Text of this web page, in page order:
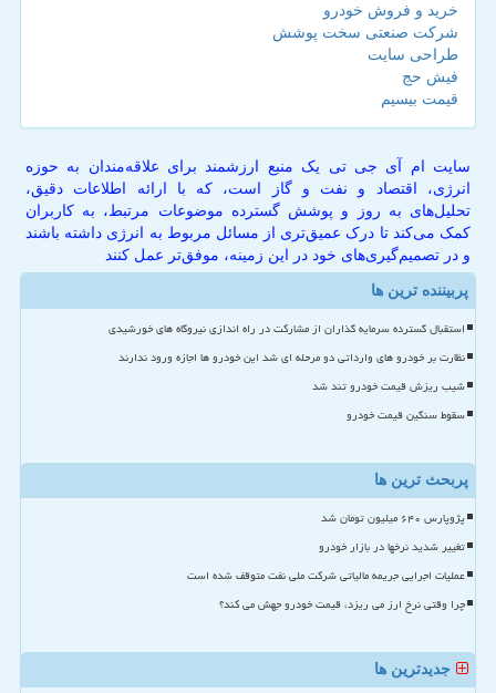
خرید و فروش خودرو
شرکت صنعتی سخت پوشش
طراحی سایت
فیش حج
قیمت بیسیم
سایت ام آی جی تی یک منبع ارزشمند برای علاقه‌مندان به حوزه
انرژی، اقتصاد و نفت و گاز است، که با ارائه اطلاعات دقیق،
تحلیل‌های به روز و پوشش گسترده موضوعات مرتبط، به کاربران
کمک می‌کند تا درک عمیق‌تری از مسائل مربوط به انرژی داشته باشند
و در تصمیم‌گیری‌های خود در این زمینه، موفق‌تر عمل کنند
پربیننده ترین ها
استقبال گسترده سرمایه گذاران از مشارکت در راه اندازی نیروگاه های خورشیدی
نظارت بر خودرو های وارداتی دو مرحله ای شد این خودرو ها اجازه ورود ندارند
شیب ریزش قیمت خودرو تند شد
سقوط سنگین قیمت خودرو
پربحث ترین ها
پژوپارس ۶۴۰ میلیون تومان شد
تغییر شدید نرخها در بازار خودرو
عملیات اجرایی جریمه مالیاتی شرکت ملی نفت متوقف شده است
چرا وقتی نرخ ارز می ریزد، قیمت خودرو جهش می کند؟
جدیدترین ها